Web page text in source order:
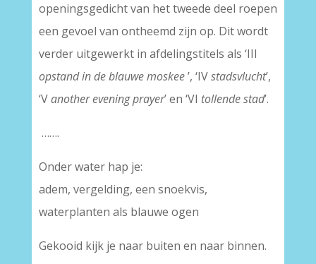
openingsgedicht van het tweede deel roepen
een gevoel van ontheemd zijn op. Dit wordt
verder uitgewerkt in afdelingstitels als ‘III
opstand in de blauwe moskee’, ‘IVstadsvlucht’,
‘Vanother evening prayer’ en ‘VI tollende stad’.
…….
Onder water hap je:
adem, vergelding, een snoekvis,
waterplanten als blauwe ogen
Gekooid kijk je naar buiten en naar binnen.